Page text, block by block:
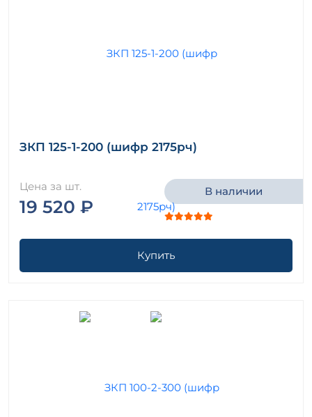
ЗКП 125-1-200 (шифр 2175рч)
Цена за шт.
19 520 ₽
В наличии
Купить